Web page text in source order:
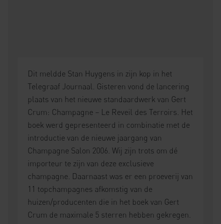
Dit meldde Stan Huygens in zijn kop in het
Telegraaf Journaal. Gisteren vond de lancering
plaats van het nieuwe standaardwerk van Gert
Crum: Champagne – Le Reveil des Terroirs. Het
boek werd gepresenteerd in combinatie met de
introductie van de nieuwe jaargang van
Champagne Salon 2006. Wij zijn trots om dé
importeur te zijn van deze exclusieve
champagne. Daarnaast was er een proeverij van
11 topchampagnes afkomstig van de
huizen/producenten die in het boek van Gert
Crum de maximale 5 sterren hebben gekregen.